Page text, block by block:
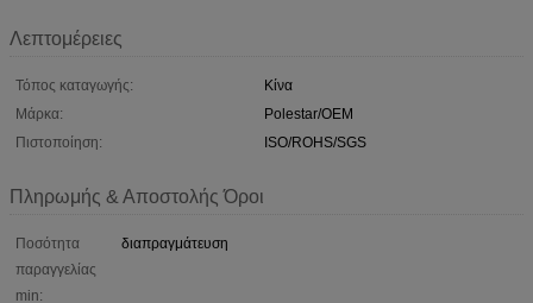
Λεπτομέρειες
Τόπος καταγωγής:
Κίνα
Μάρκα:
Polestar/OEM
Πιστοποίηση:
ISO/ROHS/SGS
Πληρωμής & Αποστολής Όροι
Ποσότητα
παραγγελίας
min:
διαπραγμάτευση